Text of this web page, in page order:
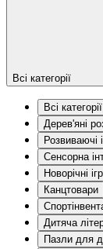
Всі категорії
Всі категорії
Дерев'яні
Розвиваючі
Сенсорна
Новорічні
Канцтовари
Дитяча
Пазли для